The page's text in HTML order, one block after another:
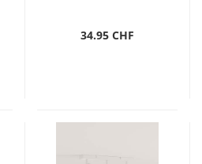
34.95 CHF